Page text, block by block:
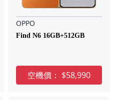
OPPO
Find N6 16GB+512GB
空機價： $58,990